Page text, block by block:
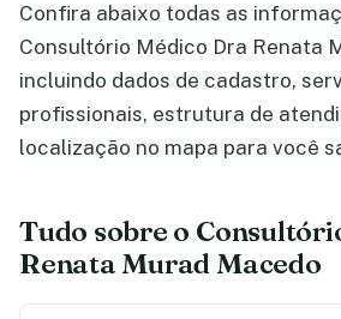
Confira abaixo todas as
Consultório Médico Dra Renata
incluindo dados de cadastro,
profissionais, estrutura de
localização no mapa para você
Tudo sobre o
Renata Murad Macedo